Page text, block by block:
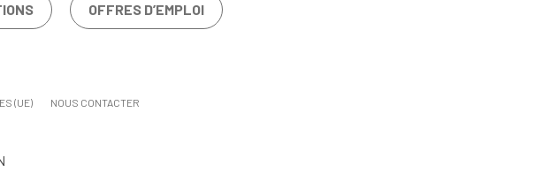
OFFRES D’EMPLOI
(UE) NOUS CONTACTER